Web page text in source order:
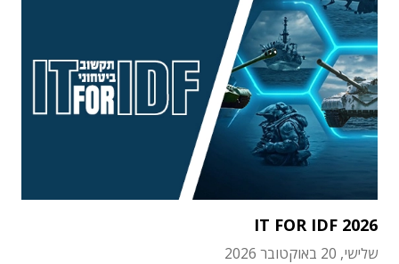
IT FOR IDF 2026
שלישי, 20 באוקטובר 2026